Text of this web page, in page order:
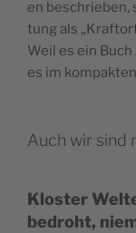
en
tung als
Weil es ein
es im
Auch wir sind
Kloster
bedroht,